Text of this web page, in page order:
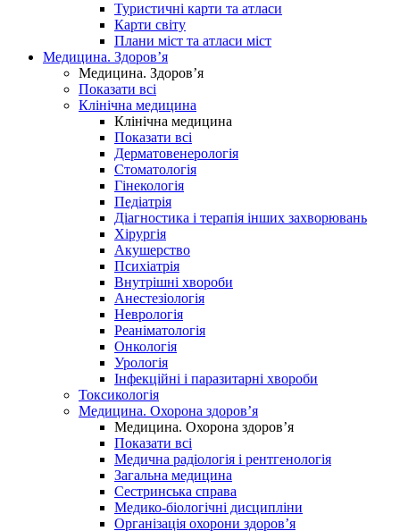
Туристичні карти та атласи
Карти світу
Плани міст та атласи міст
Медицина. Здоров’я
Медицина. Здоров’я
Показати всі
Клінічна медицина
Клінічна медицина
Показати всі
Дерматовенерологія
Стоматологія
Гінекологія
Педіатрія
Діагностика і терапія інших захворювань
Хірургія
Акушерство
Психіатрія
Внутрішні хвороби
Анестезіологія
Неврологія
Реаніматологія
Онкологія
Урологія
Інфекційні і паразитарні хвороби
Токсикологія
Медицина. Охорона здоров’я
Медицина. Охорона здоров’я
Показати всі
Медична радіологія і рентгенологія
Загальна медицина
Сестринська справа
Медико-біологічні дисципліни
Організація охорони здоров’я